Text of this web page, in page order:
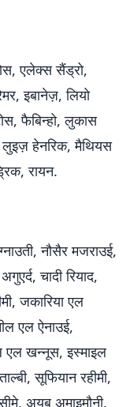
एलेक्स सैंड्रो,
इबानेज़, लियो
फैबिन्हो, लुकास
लुइज़ हेनरिक, मैथियस
रायन.
नौसैर मजराउई,
चादी रियाद,
जकारिया एल
एल ऐनाउई,
एल खन्नूस, इस्माइल
सूफियान रहीमी,
अयूब अमाइमौनी.